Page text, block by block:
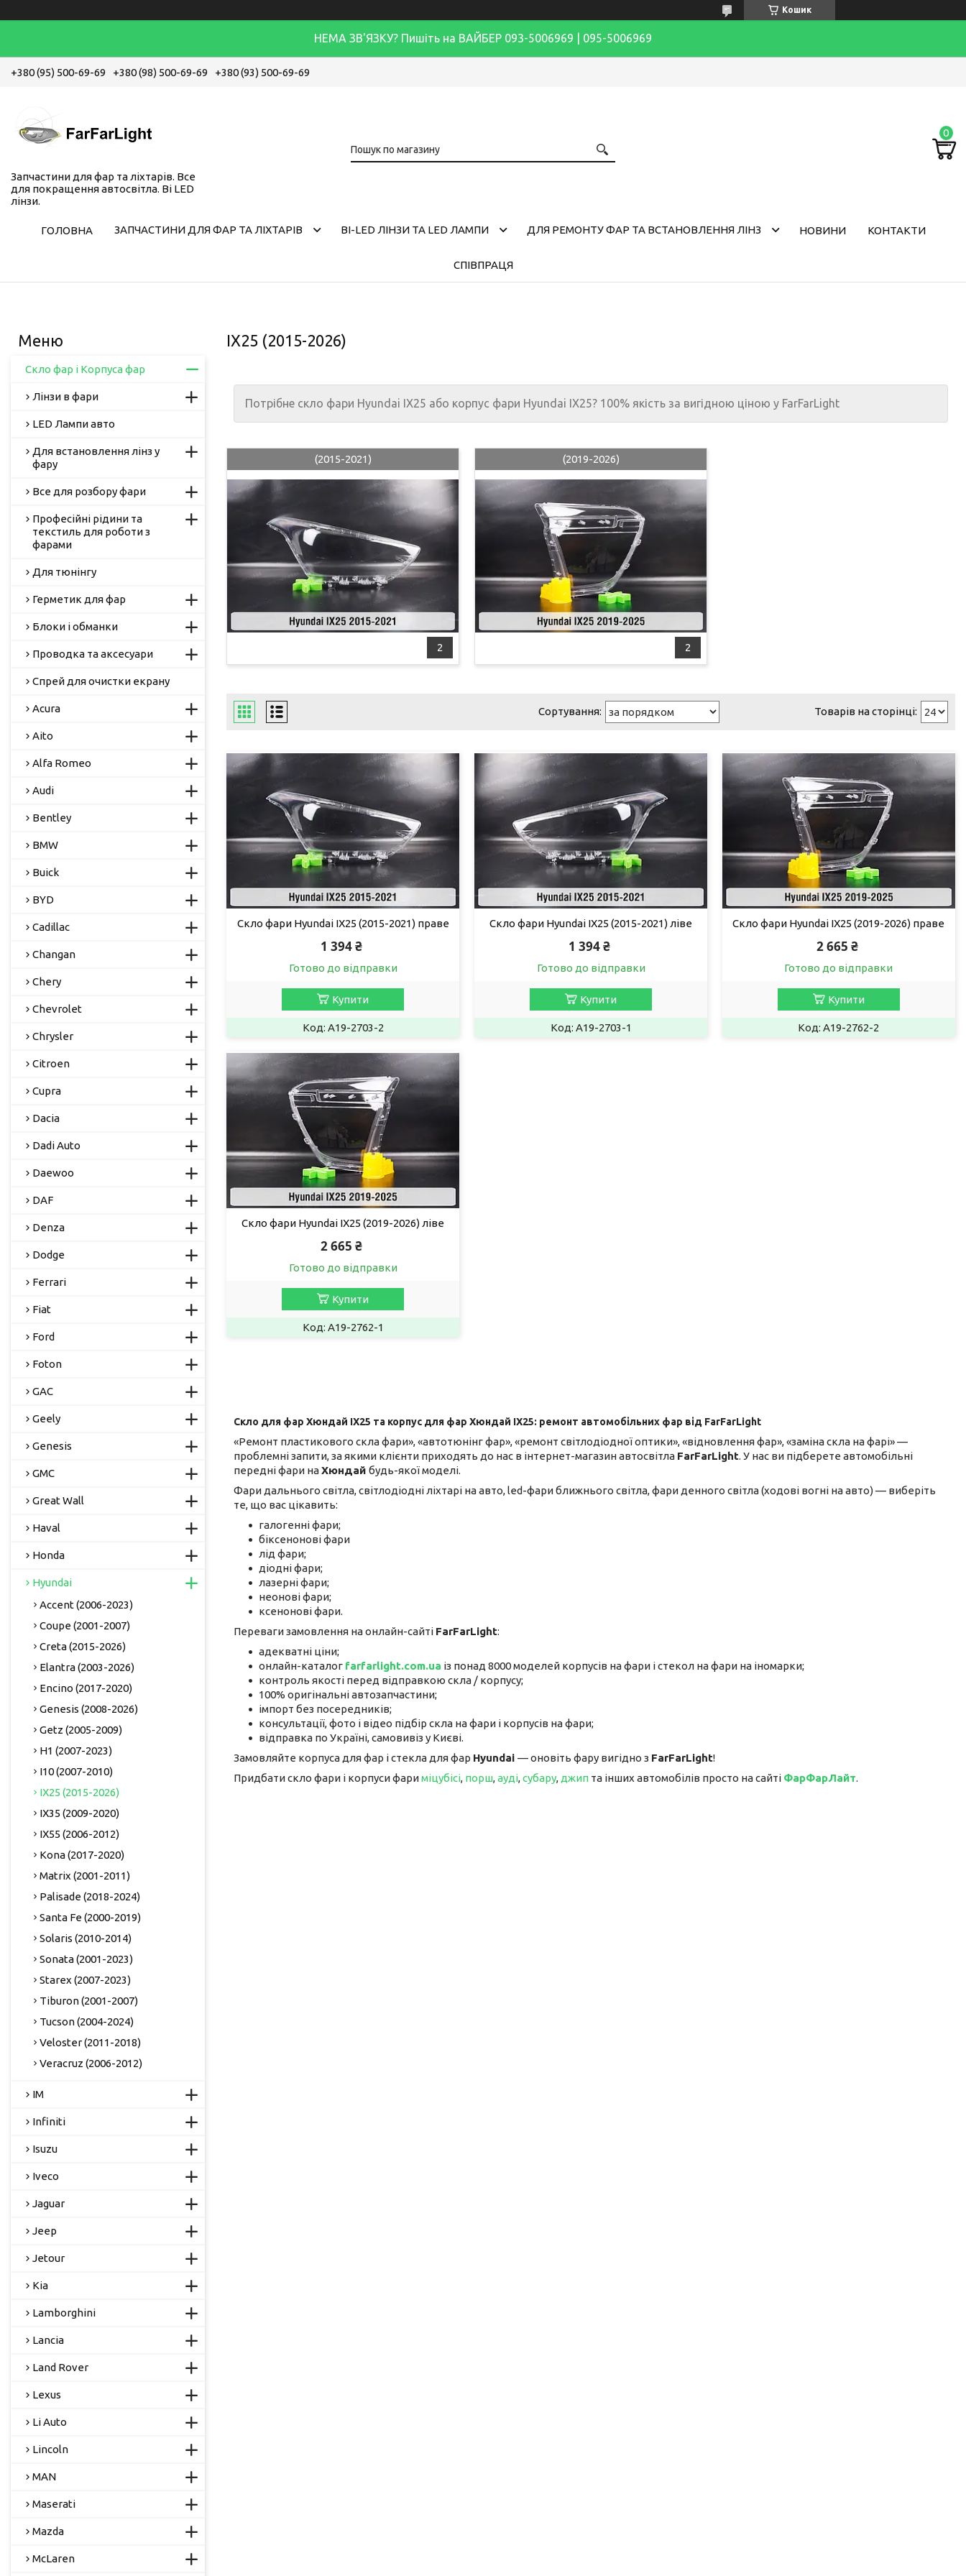
Кошик
НЕМА ЗВ'ЯЗКУ? Пишіть на ВАЙБЕР 093-5006969 | 095-5006969
+380 (95) 500-69-69 +380 (98) 500-69-69 +380 (93) 500-69-69
Запчастини для фар та ліхтарів. Все
для покращення автосвітла. Bi LED
лінзи.
ГОЛОВНА ЗАПЧАСТИНИ ДЛЯ ФАР ТА ЛІХТАРІВ BI-LED ЛІНЗИ ТА LED ЛАМПИ ДЛЯ РЕМОНТУ ФАР ТА ВСТАНОВЛЕННЯ ЛІНЗ НОВИНИ КОНТАКТИ
СПІВПРАЦЯ
IX25 (2015-2026)
Потрібне скло фари Hyundai IX25 або корпус фари Hyundai IX25? 100% якість за вигідною ціною у FarFarLight
2
(2015-2021)
2
(2019-2026)
Скло фари Hyundai IX25 (2015-2021) праве
1 394 ₴
Готово до відправки
Купити
A19-2703-2
Скло фари Hyundai IX25 (2015-2021) ліве
1 394 ₴
Готово до відправки
Купити
A19-2703-1
Скло фари Hyundai IX25 (2019-2026) праве
2 665 ₴
Готово до відправки
Купити
A19-2762-2
Скло фари Hyundai IX25 (2019-2026) ліве
2 665 ₴
Готово до відправки
Купити
A19-2762-1
Скло для фар Хюндай IX25 та корпус для фар Хюндай IX25: ремонт автомобільних фар від FarFarLight
«Ремонт пластикового скла фари», «автотюнінг фар», «ремонт світлодіодної оптики», «відновлення фар», «заміна скла на фарі» —
проблемні запити, за якими клієнти приходять до нас в інтернет-магазин автосвітла FarFarLight. У нас ви підберете автомобільні
передні фари наХюндай будь-якої моделі.
Фари дальнього світла, світлодіодні ліхтарі на авто, led-фари ближнього світла, фари денного світла (ходові вогні на авто) — виберіть
те, що вас цікавить:
галогенні фари;
біксенонові фари
лід фари;
діодні фари;
лазерні фари;
неонові фари;
ксенонові фари.
Переваги замовлення на онлайн-сайті FarFarLight:
адекватні ціни;
онлайн-каталог farfarlight.com.ua із понад 8000 моделей корпусів на фари і стекол на фари на іномарки;
контроль якості перед відправкою скла / корпусу;
100% оригінальні автозапчастини;
імпорт без посередників;
консультації, фото і відео підбір скла на фари і корпусів на фари;
відправка по Україні, самовивіз у Києві.
Замовляйте корпуса для фар і стекла для фар Hyundai — оновіть фару вигідно з FarFarLight!
Придбати скло фари і корпуси фариміцубісі, порш,ауді,субару, джип та інших автомобілів просто на сайті ФарФарЛайт.
Скло фар і Корпуса фар
Лінзи в фари
LED Лампи авто
Для встановлення лінз у
фару
Все для розбору фари
Професійні рідини та
текстиль для роботи з
фарами
Для тюнінгу
Герметик для фар
Блоки і обманки
Проводка та аксесуари
Спрей для очистки екрану
Acura
Aito
Alfa Romeo
Audi
Bentley
BMW
Buick
BYD
Cadillac
Changan
Chery
Chevrolet
Chrysler
Citroen
Cupra
Dacia
Dadi Auto
Daewoo
DAF
Denza
Dodge
Ferrari
Fiat
Ford
Foton
GAC
Geely
Genesis
GMC
Great Wall
Haval
Honda
Hyundai
Accent (2006-2023)
Coupe (2001-2007)
Creta (2015-2026)
Elantra (2003-2026)
Encino (2017-2020)
Genesis (2008-2026)
Getz (2005-2009)
H1 (2007-2023)
I10 (2007-2010)
IX25 (2015-2026)
IX35 (2009-2020)
IX55 (2006-2012)
Kona (2017-2020)
Matrix (2001-2011)
Palisade (2018-2024)
Santa Fe (2000-2019)
Solaris (2010-2014)
Sonata (2001-2023)
Starex (2007-2023)
Tiburon (2001-2007)
Tucson (2004-2024)
Veloster (2011-2018)
Veracruz (2006-2012)
IM
Infiniti
Isuzu
Iveco
Jaguar
Jeep
Jetour
Kia
Lamborghini
Lancia
Land Rover
Lexus
Li Auto
Lincoln
MAN
Maserati
Mazda
McLaren